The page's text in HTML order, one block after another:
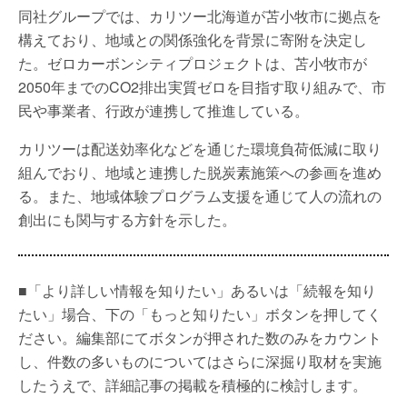
同社グループでは、カリツー北海道が苫小牧市に拠点を
構えており、地域との関係強化を背景に寄附を決定し
た。ゼロカーボンシティプロジェクトは、苫小牧市が
2050年までのCO2排出実質ゼロを目指す取り組みで、市
民や事業者、行政が連携して推進している。
カリツーは配送効率化などを通じた環境負荷低減に取り
組んでおり、地域と連携した脱炭素施策への参画を進め
る。また、地域体験プログラム支援を通じて人の流れの
創出にも関与する方針を示した。
■「より詳しい情報を知りたい」あるいは「続報を知り
たい」場合、下の「もっと知りたい」ボタンを押してく
ださい。編集部にてボタンが押された数のみをカウント
し、件数の多いものについてはさらに深掘り取材を実施
したうえで、詳細記事の掲載を積極的に検討します。